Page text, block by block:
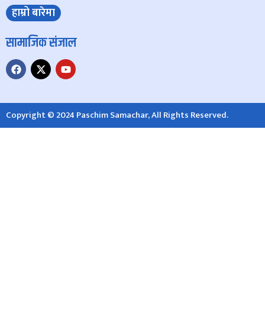
हाम्रो बारेमा
सामाजिक संजाल
Copyright © 2024 Paschim Samachar, All Rights Reserved.